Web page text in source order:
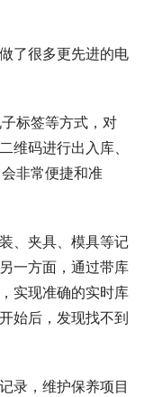
了很多更先进的电
标签等方式，对
维码进行出入库、
非常便捷和准
、夹具、模具等记
一方面，通过带库
实现准确的实时库
始后，发现找不到
录，维护保养项目